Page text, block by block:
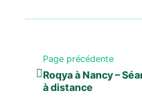
Page précédente
Roqya à Nancy –
à distance